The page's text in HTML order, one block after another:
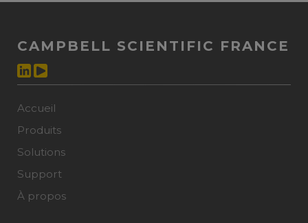
CAMPBELL SCIENTIFIC FRANCE
Accueil
Produits
Solutions
Support
À propos